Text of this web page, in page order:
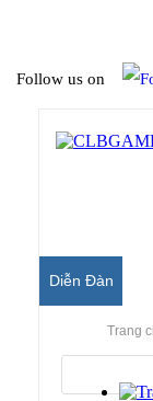
Follow us on
Diễn Đàn
Trang